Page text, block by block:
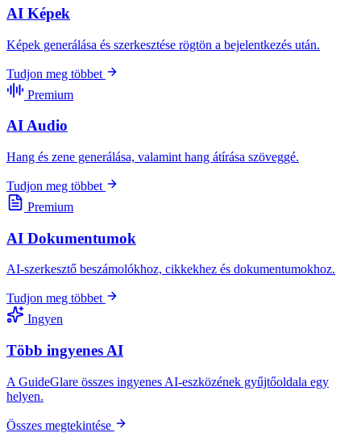
AI Képek
Képek generálása és szerkesztése rögtön a bejelentkezés után.
Tudjon meg többet
Premium
AI Audio
Hang és zene generálása, valamint hang átírása szöveggé.
Tudjon meg többet
Premium
AI Dokumentumok
AI-szerkesztő beszámolókhoz, cikkekhez és dokumentumokhoz.
Tudjon meg többet
Ingyen
Több ingyenes AI
A GuideGlare összes ingyenes AI-eszközének gyűjtőoldala egy
helyen.
Összes megtekintése